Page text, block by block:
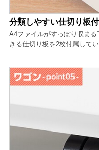
分類しやすい仕切り板
A4ファイルがすっぽり収ま
きる仕切り板を2枚付属してい